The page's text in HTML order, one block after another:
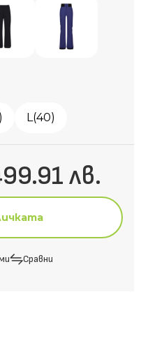
L(40)
лв.
Сравни